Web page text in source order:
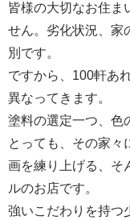
皆様の大切なお住ま
せん。劣化状況、家
別です。
ですから、100軒あ
異なってきます。
塗料の選定一つ、色
とっても、その家々
画を練り上げる、そ
ルのお店です。
強いこだわりを持つ